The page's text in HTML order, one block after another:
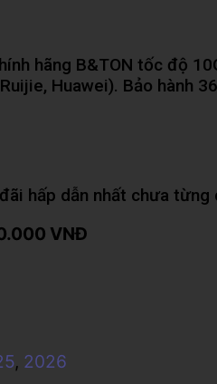
hãng B&TON tốc độ
Huawei). Bảo hành
hấp dẫn nhất chưa từng
VNĐ
, 2026